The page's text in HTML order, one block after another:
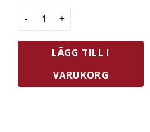
LÄGG TILL I
VARUKORG